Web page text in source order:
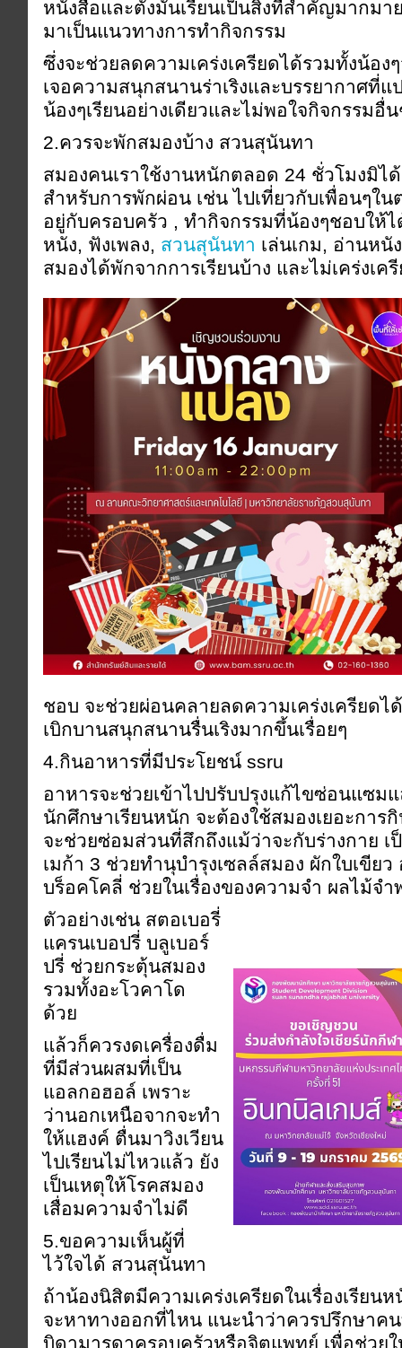
หนังสือและตั้งมั่นเรียนเป็นสิ่งที่สำคัญมากม
มาเป็นแนวทางการทำกิจกรรม
ซึ่งจะช่วยลดความเคร่งเครียดได้รวมทั้งน้อ
เจอความสนุกสนานร่าเริงและบรรยากาศที่แ
น้องๆเรียนอย่างเดียวและไม่พอใจกิจกรรมอื่น
2.ควรจะพักสมองบ้าง สวนสุนันทา
สมองคนเราใช้งานหนักตลอด 24 ชั่วโมงมิได้
สำหรับการพักผ่อน เช่น ไปเที่ยวกับเพื่อนๆใ
อยู่กับครอบครัว , ทำกิจกรรมที่น้องๆชอบให้
หนัง, ฟังเพลง, สวนสุนันทา เล่นเกม, อ่านหนั
สมองได้พักจากการเรียนบ้าง และไม่เคร่งเค
ชอบ จะช่วยผ่อนคลายลดความเคร่งเครียดไ
เบิกบานสนุกสนานรื่นเริงมากขึ้นเรื่อยๆ
4.กินอาหารที่มีประโยชน์ ssru
อาหารจะช่วยเข้าไปปรับปรุงแก้ไขซ่อนแซมแ
นักศึกษาเรียนหนัก จะต้องใช้สมองเยอะการ
จะช่วยซ่อมส่วนที่สึกถึงแม้ว่าจะกับร่างกาย
เมก้า 3 ช่วยทำนุบำรุงเซลล์สมอง ผักใบเขีย
บร็อคโคลี่ ช่วยในเรื่องของความจำ ผลไม้จำ
ตัวอย่างเช่น สตอเบอรี่
แครนเบอปรี่ บลูเบอร์
ปรี่ ช่วยกระตุ้นสมอง
รวมทั้งอะโวคาโด
ด้วย
แล้วก็ควรงดเครื่องดื่ม
ที่มีส่วนผสมที่เป็น
แอลกอฮอล์ เพราะ
ว่านอกเหนือจากจะทำ
ให้แฮงค์ ตื่นมาวิงเวียน
ไปเรียนไม่ไหวแล้ว ยัง
เป็นเหตุให้โรคสมอง
เสื่อมความจำไม่ดี
5.ขอความเห็นผู้ที่
ไว้ใจได้ สวนสุนันทา
ถ้าน้องนิสิตมีความเคร่งเครียดในเรื่องเรียน
จะหาทางออกที่ไหน แนะนำว่าควรปรึกษาค
บิดามารดาครอบครัวหรือจิตแพทย์ เพื่อช่วยใ